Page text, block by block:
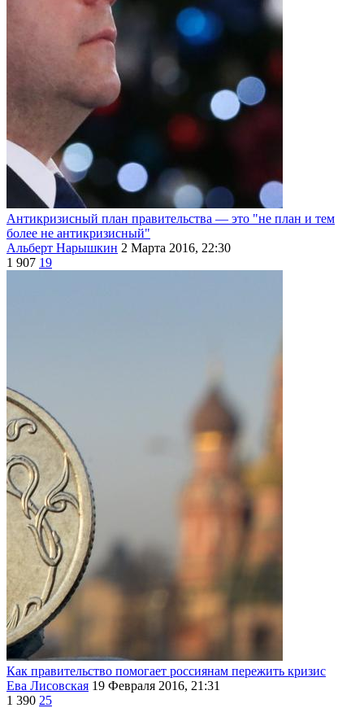
Антикризисный план правительства — это "не план и тем
более не антикризисный"
Альберт Нарышкин 2 Марта 2016, 22:30
1 907 19
Как правительство помогает россиянам пережить кризис
Ева Лисовская 19 Февраля 2016, 21:31
1 390 25